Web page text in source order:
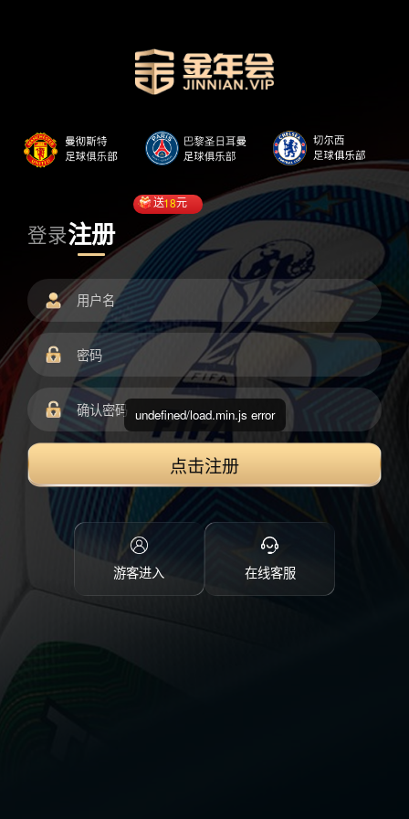
登录注册
送18元
点击注册
游客进入 在线客服
undefined/load.min.js error